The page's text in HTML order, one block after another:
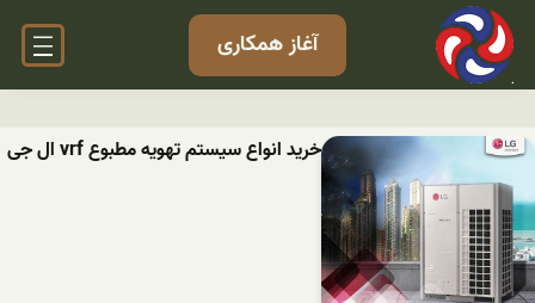
آغاز همکاری
خرید انواع سیستم تهویه مطبوع vrf ال جی